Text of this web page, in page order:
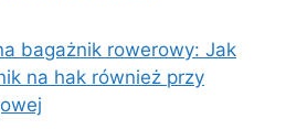
bagażnik rowerowy: Jak
na hak również przy